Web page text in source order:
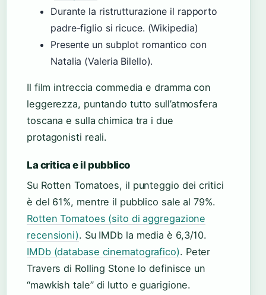
Durante la ristrutturazione il rapporto
padre-figlio si ricuce. (Wikipedia)
Presente un subplot romantico con
Natalia (Valeria Bilello).
Il film intreccia commedia e dramma con
leggerezza, puntando tutto sull’atmosfera
toscana e sulla chimica tra i due
protagonisti reali.
La critica e il pubblico
Su Rotten Tomatoes, il punteggio dei critici
è del 61%, mentre il pubblico sale al 79%.
Rotten Tomatoes (sito di aggregazione
recensioni). Su IMDb la media è 6,3/10.
IMDb (database cinematografico). Peter
Travers di Rolling Stone lo definisce un
“mawkish tale” di lutto e guarigione.